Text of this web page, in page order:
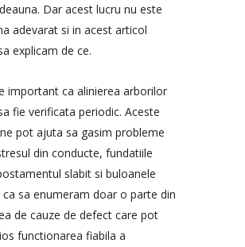
Dar acest lucru nu este
adevarat si in acest articol
explicam de ce.
important ca alinierea arborilor
fie verificata periodic. Aceste
pot ajuta sa gasim probleme
din conducte, fundatiile
slabit si buloanele
ca sa enumeram doar o parte din
de cauze de defect care pot
functionarea fiabila a